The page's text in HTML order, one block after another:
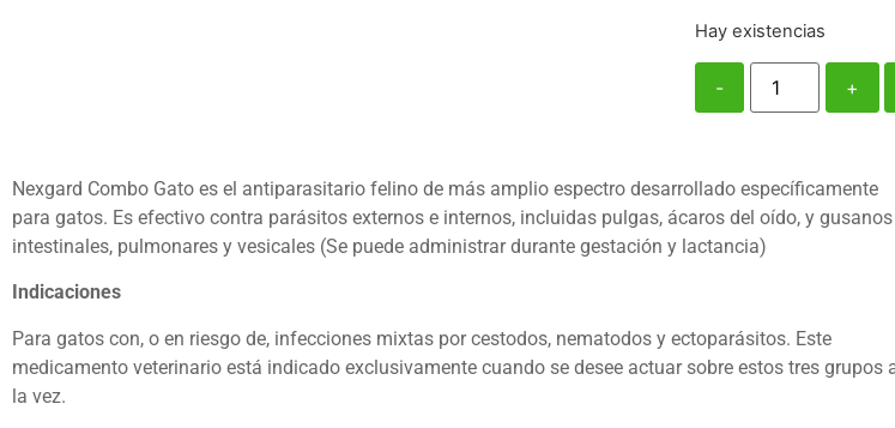
Hay existencias
- +
Nexgard Combo Gato es el antiparasitario felino de más amplio espectro desarrollado específicamente
para gatos. Es efectivo contra parásitos externos e internos, incluidas pulgas, ácaros del oído, y gusanos
intestinales, pulmonares y vesicales (Se puede administrar durante gestación y lactancia)
Indicaciones
Para gatos con, o en riesgo de, infecciones mixtas por cestodos, nematodos y ectoparásitos. Este
medicamento veterinario está indicado exclusivamente cuando se desee actuar sobre estos tres grupos
la vez.